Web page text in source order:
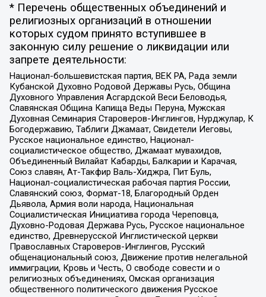
* Перечень общественных объединений и
религиозных организаций в отношении
которых судом принято вступившее в
законную силу решение о ликвидации или
запрете деятельности:
Национал-большевистская партия, ВЕК РА, Рада земли
Кубанской Духовно Родовой Державы Русь, Община
Духовного Управления Асгардской Веси Беловодья,
Славянская Община Капища Веды Перуна, Мужская
Духовная Семинария Староверов-Инглингов, Нурджулар, К
Богодержавию, Таблиги Джамаат, Свидетели Иеговы,
Русское национальное единство, Национал-
социалистическое общество, Джамаат мувахидов,
Объединенный Вилайат Кабарды, Балкарии и Карачая,
Союз славян, Ат-Такфир Валь-Хиджра, Пит Буль,
Национал-социалистическая рабочая партия России,
Славянский союз, Формат-18, Благородный Орден
Дьявола, Армия воли народа, Национальная
Социалистическая Инициатива города Череповца,
Духовно-Родовая Держава Русь, Русское национальное
единство, Древнерусской Инглистической церкви
Православных Староверов-Инглингов, Русский
общенациональный союз, Движение против нелегальной
иммиграции, Кровь и Честь, О свободе совести и о
религиозных объединениях, Омская организация
общественного политического движения Русское